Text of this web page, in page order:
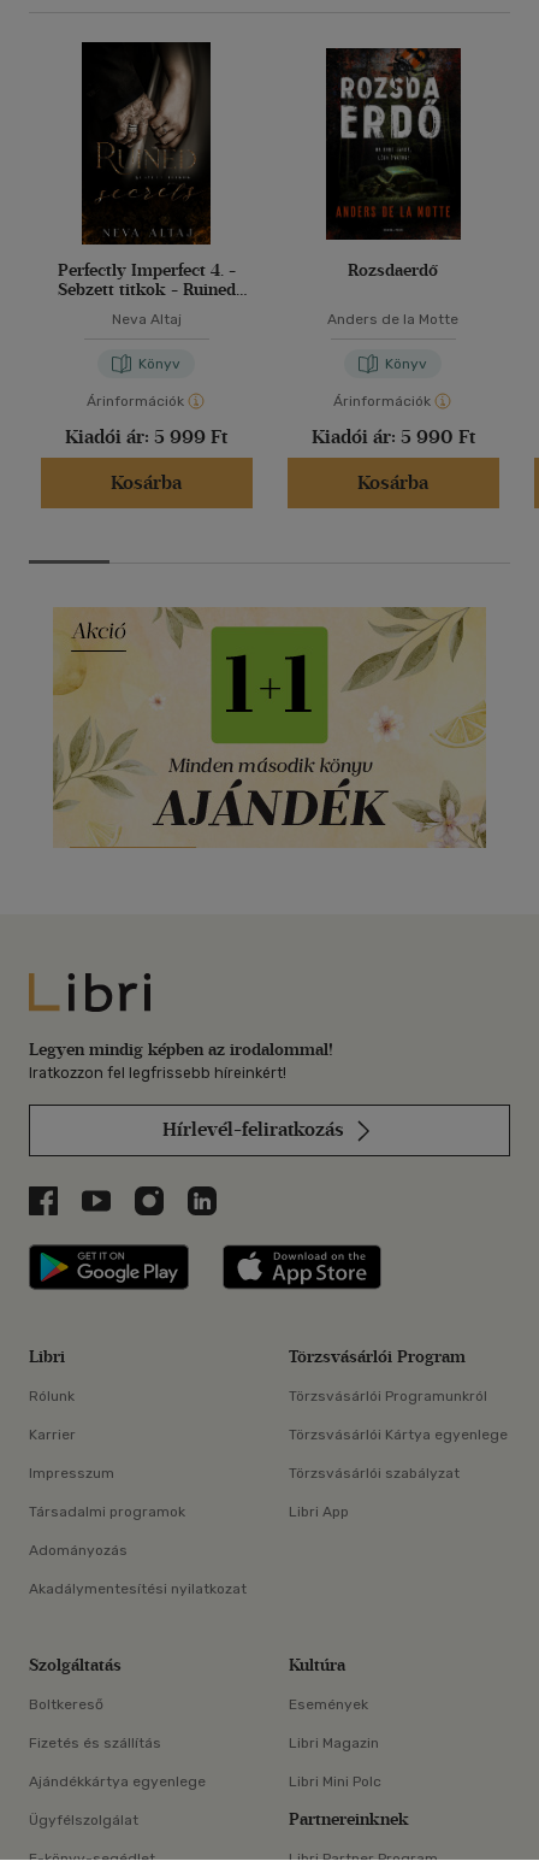
Perfectly Imperfect 4. -
Sebzett titkok - Ruined
Neva Altaj
Könyv
Árinformációk
Kiadói ár: 5 999 Ft
Kosárba
Rozsdaerdő
Anders de la Motte
Könyv
Árinformációk
Kiadói ár: 5 990 Ft
Kosárba
Libri
Legyen mindig képben az irodalommal!
Iratkozzon fel legfrissebb híreinkért!
Hírlevél-feliratkozás
Libri a Facebookon
Libri a Youtube-on
Libri az Instagramon
Libri a LinkedInen
Libri applikáció Szerezd meg: Google
Libri
Rólunk
Karrier
Impresszum
Társadalmi programok
Adományozás
Akadálymentesítési nyilatkozat
Törzsvásárlói Program
Törzsvásárlói Programunkról
Törzsvásárlói Kártya egyenlege
Törzsvásárlói szabályzat
Libri App
Szolgáltatás
Boltkereső
Fizetés és szállítás
Ajándékkártya egyenlege
Ügyfélszolgálat
E-könyv-segédlet
Kultúra
Események
Libri Magazin
Libri Mini Polc
Partnereinknek
Libri Partner Program